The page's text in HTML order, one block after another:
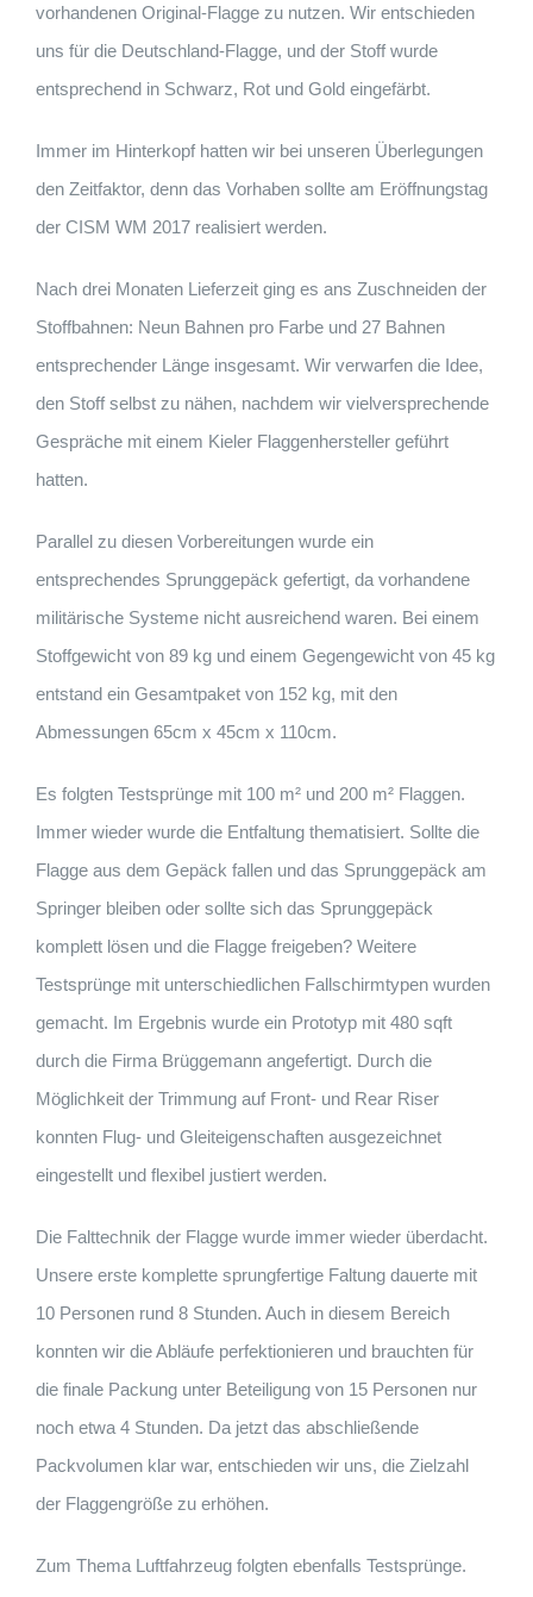
vorhandenen Original-Flagge zu nutzen. Wir entschieden
uns für die Deutschland-Flagge, und der Stoff wurde
entsprechend in Schwarz, Rot und Gold eingefärbt.
Immer im Hinterkopf hatten wir bei unseren Überlegungen
den Zeitfaktor, denn das Vorhaben sollte am Eröffnungstag
der CISM WM 2017 realisiert werden.
Nach drei Monaten Lieferzeit ging es ans Zuschneiden der
Stoffbahnen: Neun Bahnen pro Farbe und 27 Bahnen
entsprechender Länge insgesamt. Wir verwarfen die Idee,
den Stoff selbst zu nähen, nachdem wir vielversprechende
Gespräche mit einem Kieler Flaggenhersteller geführt
hatten.
Parallel zu diesen Vorbereitungen wurde ein
entsprechendes Sprunggepäck gefertigt, da vorhandene
militärische Systeme nicht ausreichend waren. Bei einem
Stoffgewicht von 89 kg und einem Gegengewicht von 45 kg
entstand ein Gesamtpaket von 152 kg, mit den
Abmessungen 65cm x 45cm x 110cm.
Es folgten Testsprünge mit 100 m² und 200 m² Flaggen.
Immer wieder wurde die Entfaltung thematisiert. Sollte die
Flagge aus dem Gepäck fallen und das Sprunggepäck am
Springer bleiben oder sollte sich das Sprunggepäck
komplett lösen und die Flagge freigeben? Weitere
Testsprünge mit unterschiedlichen Fallschirmtypen wurden
gemacht. Im Ergebnis wurde ein Prototyp mit 480 sqft
durch die Firma Brüggemann angefertigt. Durch die
Möglichkeit der Trimmung auf Front- und Rear Riser
konnten Flug- und Gleiteigenschaften ausgezeichnet
eingestellt und flexibel justiert werden.
Die Falttechnik der Flagge wurde immer wieder überdacht.
Unsere erste komplette sprungfertige Faltung dauerte mit
10 Personen rund 8 Stunden. Auch in diesem Bereich
konnten wir die Abläufe perfektionieren und brauchten für
die finale Packung unter Beteiligung von 15 Personen nur
noch etwa 4 Stunden. Da jetzt das abschließende
Packvolumen klar war, entschieden wir uns, die Zielzahl
der Flaggengröße zu erhöhen.
Zum Thema Luftfahrzeug folgten ebenfalls Testsprünge.